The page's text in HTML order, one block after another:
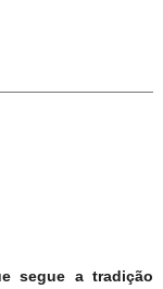
segue a tradição